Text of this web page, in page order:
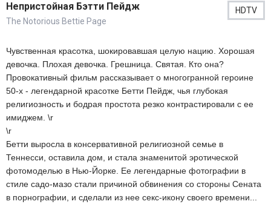
Непристойная Бэтти Пейдж
The Notorious Bettie Page
HDTV
Чувственная красотка, шокировавшая целую нацию. Хорошая
девочка. Плохая девочка. Грешница. Святая. Кто она?
Провокативный фильм рассказывает о многогранной героине
50-х - легендарной красотке Бетти Пейдж, чья глубокая
религиозность и бодрая простота резко контрастировали с ее
имиджем. \r
\r
Бетти выросла в консервативной религиозной семье в
Теннесси, оставила дом, и стала знаменитой эротической
фотомоделью в Нью-Йорке. Ее легендарные фотографии в
стиле садо-мазо стали причиной обвинения со стороны Сената
в порнографии, и сделали из нее секс-икону своего времени...